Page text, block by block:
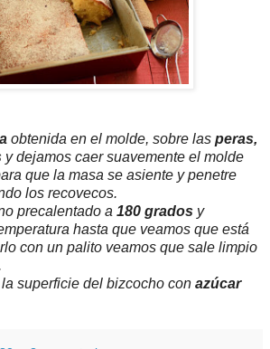
obtenida en el molde, sobre las peras,
y dejamos caer suavemente el molde
que la masa se asiente y penetre
los recovecos.
precalentado a 180 grados y
hasta que veamos que está
con un palito veamos que sale limpio
superficie del bizcocho con azúcar